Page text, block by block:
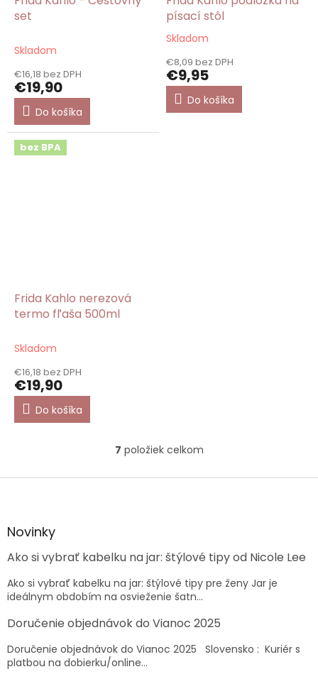
set
Skladom
€16,18 bez DPH
€19,90
Do košíka
písací stôl
Priemerné
produktu
je
5,0
Skladom
€8,09 bez DPH
€9,95
Do košíka
bez BPA
Frida Kahlo nerezová
termo fľaša 500ml
Skladom
€16,18 bez DPH
€19,90
Do košíka
O
l
i
e
p
r
v
k
y
v
ý
7 položiek celkom
Z
äNovinky
Ako si vybrať kabelku na jar: štýlové tipy od Nicole Lee
Ako si vybrať kabelku na jar: štýlové tipy pre ženy Jar je
ideálnym obdobím na osvieženie šatn...
Doručenie objednávok do Vianoc 2025
Doručenie objednávok do Vianoc 2025 Slovensko : Kuriér s
platbou na dobierku/online...